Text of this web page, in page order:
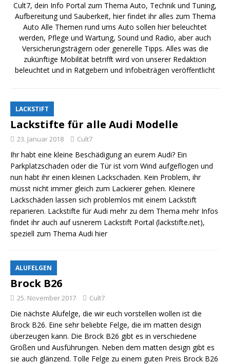
Cult7, dein Info Portal zum Thema Auto, Technik und Tuning,
Aufbereitung und Sauberkeit, hier findet ihr alles zum Thema
Auto Alle Themen rund ums Auto sollen hier beleuchtet
werden, Pflege und Wartung, Sound und Radio, aber auch
Versicherungsträgern oder generelle Tipps. Alles was die
zukünftige Mobilität betrifft wird von unserer Redaktion
beleuchtet und in Ratgebern und Infobeiträgen veröffentlicht
LACKSTIFT
Lackstifte für alle Audi Modelle
23. Januar 2018 Cult7
Ihr habt eine kleine Beschädigung an eurem Audi? Ein
Parkplatzschaden oder die Tür ist vom Wind aufgeflogen und
nun habt ihr einen kleinen Lackschaden. Kein Problem, ihr
müsst nicht immer gleich zum Lackierer gehen. Kleinere
Lackschäden lassen sich problemlos mit einem Lackstift
reparieren. Lackstifte für Audi mehr zu dem Thema mehr Infos
findet ihr auch auf usnerem Lackstift Portal (lackstifte.net),
speziell zum Thema Audi hier
ALUFELGEN
Brock B26
25. November 2017 Cult7
Die nächste Alufelge, die wir euch vorstellen wollen ist die
Brock B26. Eine sehr beliebte Felge, die im matten design
überzeugen kann. Die Brock B26 gibt es in verschiedene
Größen und Ausführungen. Neben dem matten design gibt es
sie auch glänzend. Tolle Felge zu einem guten Preis Brock B26